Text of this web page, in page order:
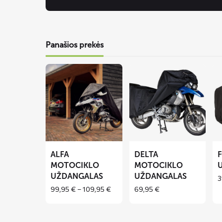
Panašios prekės
Lees
meer
over
ALFA
motociklo
uždangalas
ALFA
MOTOCIKLO
UŽDANGALAS
99,95 €–109,95 €Price
meer
over
DELTA
motociklo
uždangalas
DELTA
MOTOCIKLO
UŽDANGALAS
69,95 €